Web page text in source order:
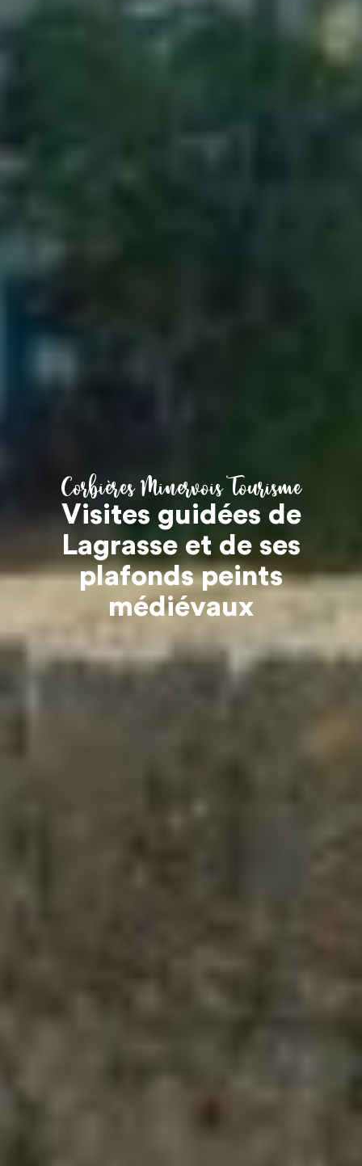
Corbières Minervois Tourisme
Visites guidées de
Lagrasse et de ses
plafonds peints
médiévaux